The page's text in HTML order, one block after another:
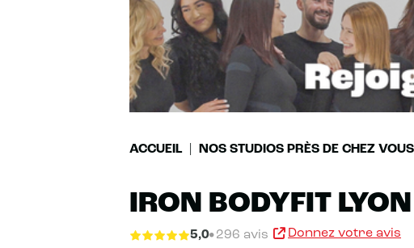
ACCUEIL NOS STUDIOS PRÈS DE CHEZ VOUS
IRON BODYFIT
5,0 296 avis
Donnez votre avis